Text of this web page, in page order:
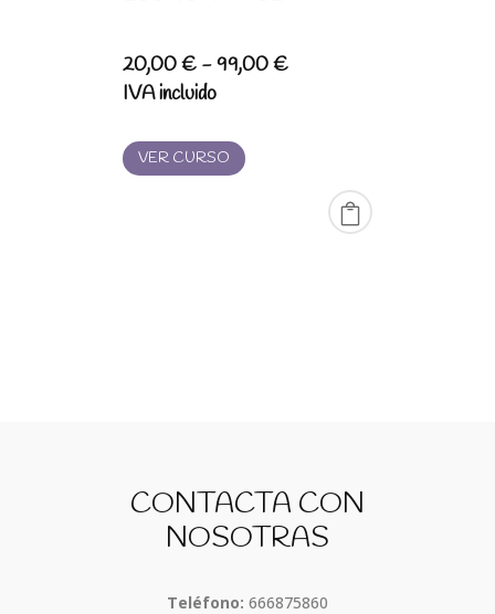
20,00€ -99,00€Rango
hasta
99,00 €
IVA incluido
VER CURSO
CONTACTA CON
NOSOTRAS
Teléfono: 666875860